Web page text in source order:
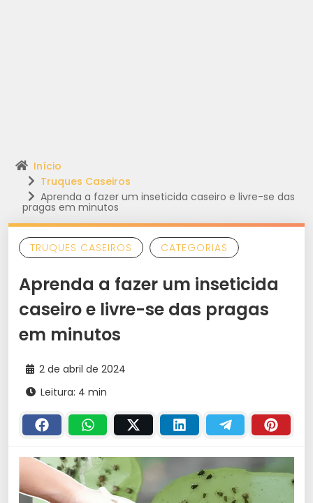
Início
Truques Caseiros
Aprenda a fazer um inseticida caseiro e livre-se das
pragas em minutos
TRUQUES CASEIROS CATEGORIAS
Aprenda a fazer um inseticida
caseiro e livre-se das pragas
em minutos
2 de abril de 2024
Leitura: 4 min